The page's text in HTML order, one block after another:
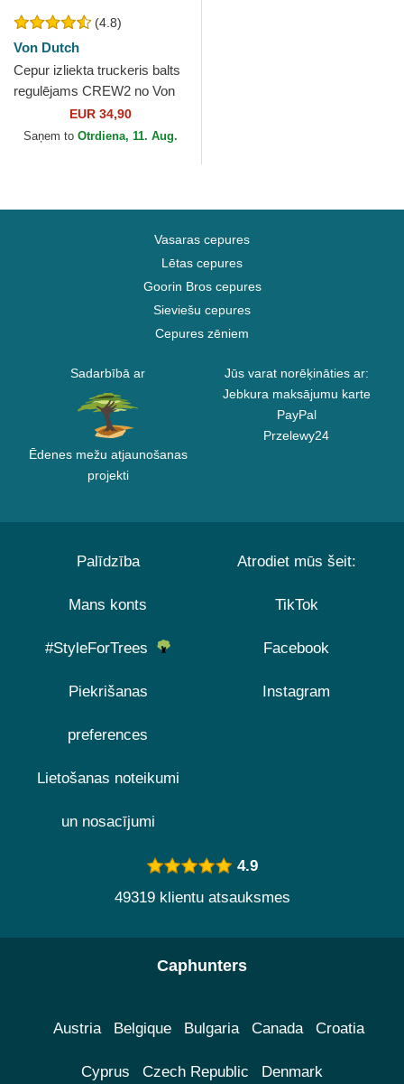
(4.8)
Von Dutch
Cepur izliekta truckeris balts
regulējams CREW2 no Von
EUR 34,90
Saņem to Otrdiena, 11. Aug.
Vasaras cepures
Lētas cepures
Goorin Bros cepures
Sieviešu cepures
Cepures zēniem
Sadarbībā ar
Ēdenes mežu atjaunošanas
projekti
Jūs varat norēķināties ar:
Jebkura maksājumu karte
PayPal
Przelewy24
Palīdzība
Mans konts
#StyleForTrees
Piekrišanas
preferences
Lietošanas noteikumi
un nosacījumi
Atrodiet mūs šeit:
TikTok
Facebook
Instagram
4.9
49319 klientu atsauksmes
Caphunters
Austria Belgique Bulgaria Canada Croatia
Cyprus Czech Republic Denmark